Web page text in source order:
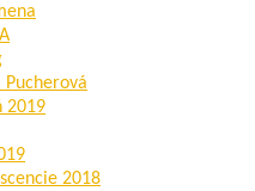
Pucherová
2019
2018